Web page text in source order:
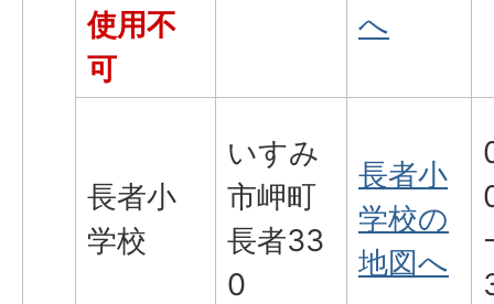
使用不
可
へ
長者小
学校
いすみ
市岬町
長者33
0
長者小
学校の
地図へ